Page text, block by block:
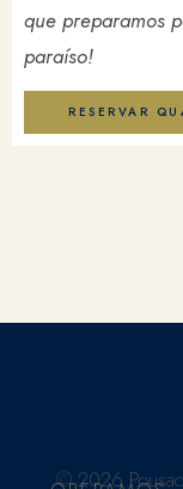
que preparamos
paraíso!
RESERVAR
© 2026